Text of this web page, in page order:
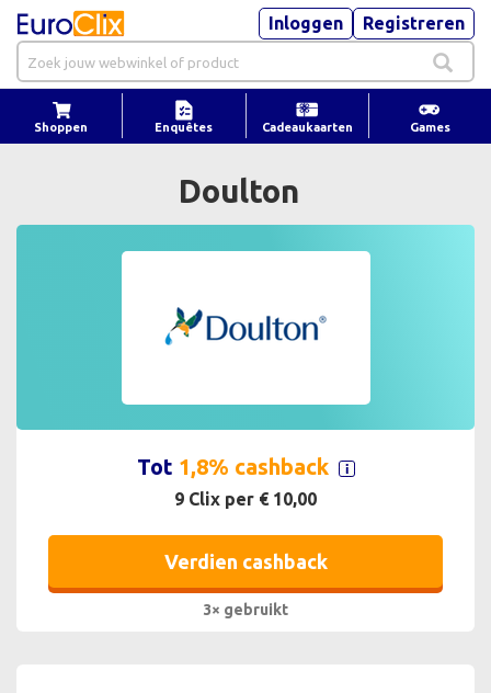
Inloggen Registreren
Shoppen Enquêtes Cadeaukaarten Games
Doulton
Tot 1,8% cashback
9 Clix per € 10,00
Verdien cashback
3× gebruikt